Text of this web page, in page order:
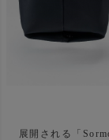
展開される「